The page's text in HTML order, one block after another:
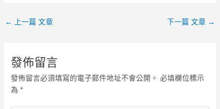
感動
← 上一篇 文章 下一篇 文章 →
發佈留言
發佈留言必須填寫的電子郵件地址不會公開。 必填欄位標示
為*